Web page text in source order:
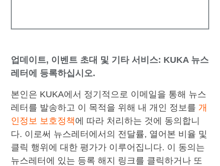
업데이트, 이벤트 초대 및 기타 서비스: KUKA 뉴스
레터에 등록하십시오.
본인은 KUKA에서 정기적으로 이메일을 통해 뉴스
레터를 발송하고 이 목적을 위해 내 개인 정보를개
인정보 보호정책에 따라 처리하는 것에 동의합니
다. 이로써 뉴스레터에서의 전달률, 열어본 비율 및
클릭 행위에 대한 평가가 이루어집니다. 이 동의는
뉴스레터에 있는 등록 해지 링크를 클릭하거나 또